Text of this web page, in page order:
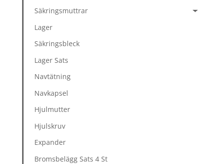
Säkringsmuttrar
Lager
Säkringsbleck
Lager Sats
Navtätning
Navkapsel
Hjulmutter
Hjulskruv
Expander
Bromsbelägg Sats 4 St